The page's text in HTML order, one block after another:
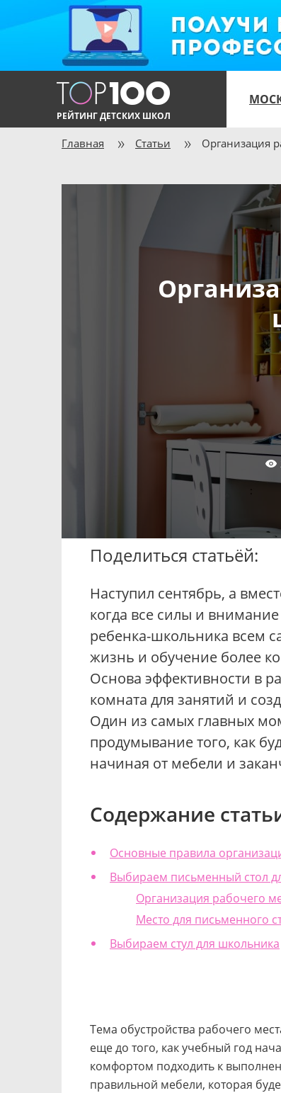
РЕЙТИНГ ДЕТСКИХ ШКОЛ
Главная Статьи Организация
Поделиться статьёй:
Наступил сентябрь, а
когда все силы и
ребенка-школьника всем
жизнь и обучение более
Основа эффективности в
комната для занятий и
Один из самых главных
продумывание того, как
начиная от мебели и
Содержание
Основные правила
Выбираем письменный стол
Организация рабочего
Место для письменного
Выбираем стул для школьника
Тема обустройства рабочего
еще до того, как учебный год
комфортом подходить к
правильной мебели, которая